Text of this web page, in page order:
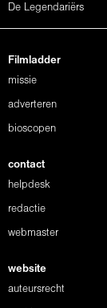
De Legendariërs
Filmladder
missie
adverteren
bioscopen
contact
helpdesk
redactie
webmaster
website
auteursrecht